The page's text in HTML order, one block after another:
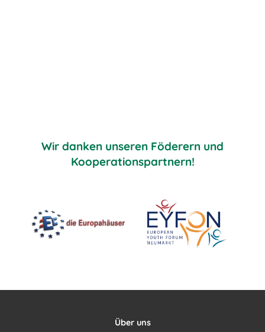
Wir danken unseren Föderern und
Kooperationspartnern!
Über uns